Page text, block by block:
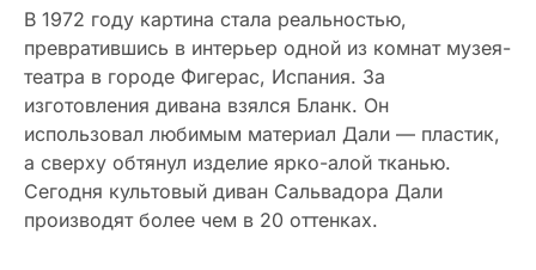
В 1972 году картина стала реальностью,
превратившись в интерьер одной из комнат музея-
театра в городе Фигерас, Испания. За
изготовления дивана взялся Бланк. Он
использовал любимым материал Дали — пластик,
а сверху обтянул изделие ярко-алой тканью.
Сегодня культовый диван Сальвадора Дали
производят более чем в 20 оттенках.